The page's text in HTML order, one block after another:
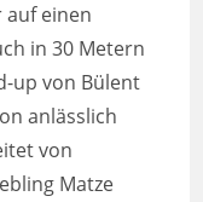
auf einen
in 30 Metern
up von Bülent
anlässlich
von
Matze